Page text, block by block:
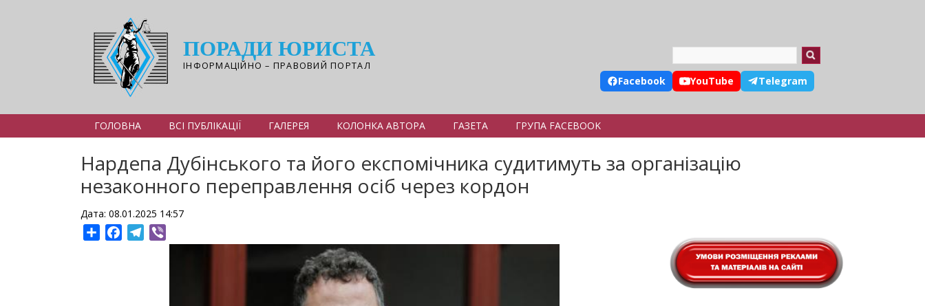
ПОРАДИ ЮРИСТА
ІНФОРМАЦІЙНО – ПРАВОВИЙ ПОРТАЛ
Facebook YouTube Telegram
ГОЛОВНА ВСІ ПУБЛІКАЦІЇ ГАЛЕРЕЯ КОЛОНКА АВТОРА ГАЗЕТА ГРУПА FACEBOOK
Нардепа Дубінського та його експомічника судитимуть за організацію
незаконного переправлення осіб через кордон
Дата: 08.01.2025 14:57
ShareFacebookTelegram